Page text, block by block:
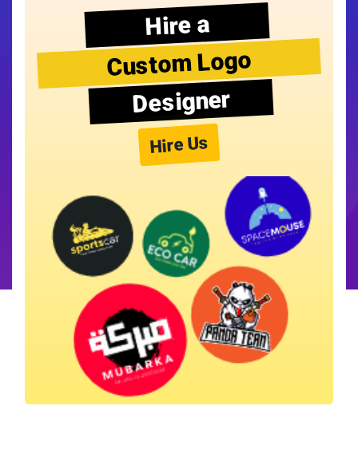
Hire a
Custom Logo
Designer
Hire Us